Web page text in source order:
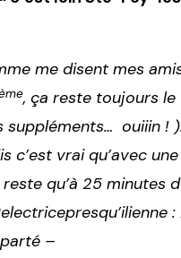
me disent mes
, ça reste toujours le
suppléments… ouiiin ! ).
c’est vrai qu’avec
qu’à 25 minutes
–